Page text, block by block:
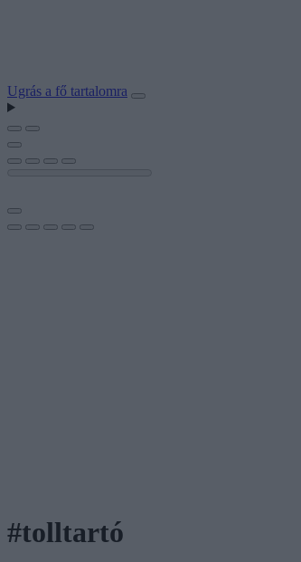
Ugrás a fő tartalomra
#tolltartó